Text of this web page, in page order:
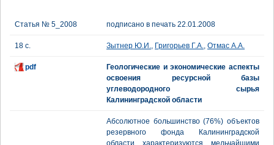
Статья № 5_2008 подписано в печать 22.01.2008
18 с. Зытнер Ю.И., Григорьев Г.А., Отмас А.А.
pdf
Геологические и экономические аспекты
освоения ресурсной базы
углеводородного сырья
Калининградской области
Абсолютное большинство (76%) объектов
резервного фонда Калининградской
области характеризуются мельчайшими